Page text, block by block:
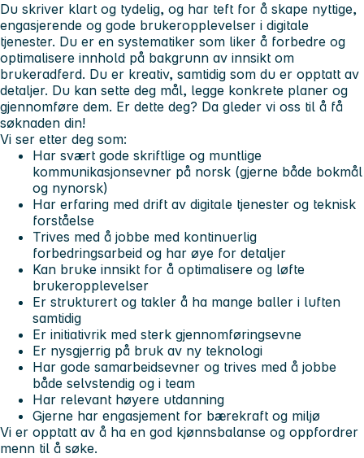
Du skriver klart og tydelig, og har teft for å skape nyttige,
engasjerende og gode brukeropplevelser i digitale
tjenester. Du er en systematiker som liker å forbedre og
optimalisere innhold på bakgrunn av innsikt om
brukeradferd. Du er kreativ, samtidig som du er opptatt av
detaljer. Du kan sette deg mål, legge konkrete planer og
gjennomføre dem. Er dette deg? Da gleder vi oss til å få
søknaden din!
Vi ser etter deg som:
Har svært gode skriftlige og muntlige
kommunikasjonsevner på norsk (gjerne både bokmål
og nynorsk)
Har erfaring med drift av digitale tjenester og teknisk
forståelse
Trives med å jobbe med kontinuerlig
forbedringsarbeid og har øye for detaljer
Kan bruke innsikt for å optimalisere og løfte
brukeropplevelser
Er strukturert og takler å ha mange baller i luften
samtidig
Er initiativrik med sterk gjennomføringsevne
Er nysgjerrig på bruk av ny teknologi
Har gode samarbeidsevner og trives med å jobbe
både selvstendig og i team
Har relevant høyere utdanning
Gjerne har engasjement for bærekraft og miljø
Vi er opptatt av å ha en god kjønnsbalanse og oppfordrer
menn til å søke.